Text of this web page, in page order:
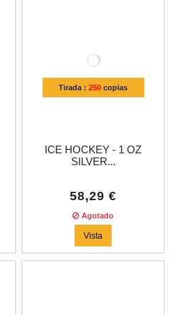
Tirada :250 copias
ICE HOCKEY - 1 OZ
SILVER...
58,29 €
Agotado
Vista